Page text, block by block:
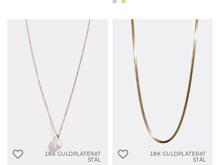
18K GULDPLÄTERAT
STÅL
18K GULDPLÄTERAT
STÅL